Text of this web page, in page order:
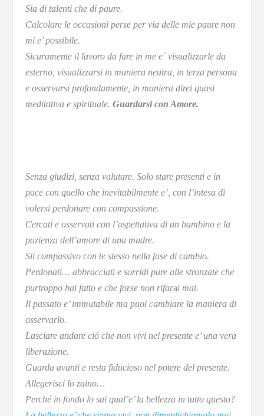
Sia di talenti che di paure.
Calcolare le occasioni perse per via delle mie paure non
mi e’ possibile.
Sicuramente il lavoro da fare in me e´ visualizzarle da
esterno, visualizzarsi in maniera neutra, in terza persona
e osservarsi profondamente, in maniera direi quasi
meditativa e spirituale. Guardarsi con Amore.
Senza giudizi, senza valutare. Solo stare presenti e in
pace con quello che inevitabilmente e’, con l’intesa di
volersi perdonare con compassione.
Cercati e osservati con l’aspettativa di un bambino e la
pazienza dell’amore di una madre.
Sii compassivo con te stesso nella fase di cambio.
Perdonati… abbracciati e sorridi pure alle stronzate che
purtroppo hai fatto e che forse non rifarai mai.
Il passato e’ immutabile ma puoi cambiare la maniera di
osservarlo.
Lasciare andare ció che non vivi nel presente e’ una vera
liberazione.
Guarda avanti e resta fiducioso nel potere del presente.
Allegerisci lo zaino…
Perché in fondo lo sai qual’e’ la bellezza in tutto questo?